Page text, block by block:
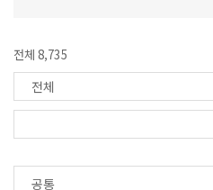
전체 8,735